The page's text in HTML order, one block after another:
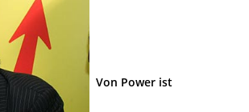
Von Power ist